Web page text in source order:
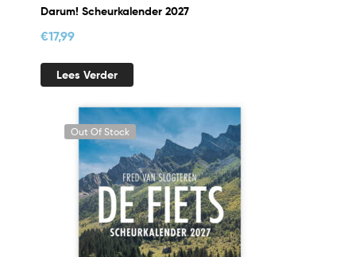
Darum! Scheurkalender 2027
€17,99
Lees Verder
Out Of Stock